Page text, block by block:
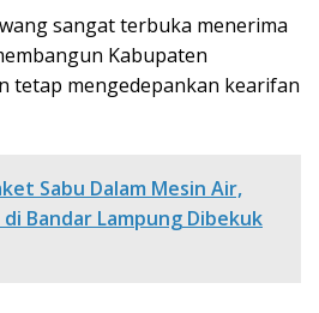
sangat terbuka menerima
Kabupaten
tetap mengedepankan kearifan
Sabu Dalam Mesin Air,
Bandar Lampung Dibekuk